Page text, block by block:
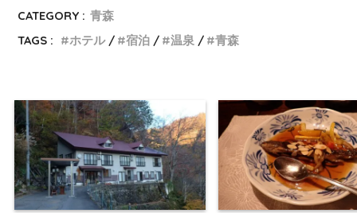
CATEGORY : 青森
TAGS :
ホテル 宿泊 温泉 青森